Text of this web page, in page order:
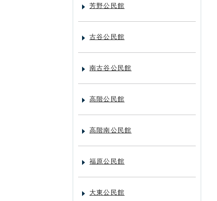
芳野公民館
古谷公民館
南古谷公民館
高階公民館
高階南公民館
福原公民館
大東公民館